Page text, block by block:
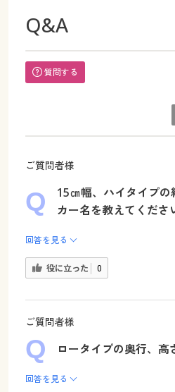
Q&A
質問する
ご質問者様
15㎝幅、ハイタイプの
カー名を教えてくださ
回答を見る
役に立った 0
ご質問者様
ロータイプの奥行、高
回答を見る